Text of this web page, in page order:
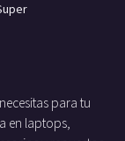
para tu
en laptops,